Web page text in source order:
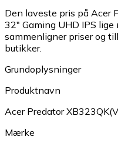
Den laveste pris på Acer
32" Gaming UHD IPS lige
sammenligner priser og
butikker.
Grundoplysninger
Produktnavn
Acer Predator
Mærke